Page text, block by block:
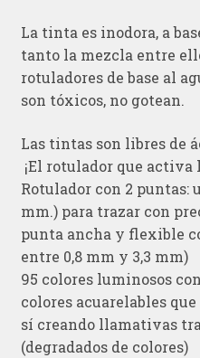
La tinta es inodora, a
tanto la mezcla entre
rotuladores de base al
son tóxicos, no gotean.
Las tintas son libres de
¡El rotulador que
Rotulador con 2 puntas:
mm.) para trazar con
punta ancha y flexible
entre 0,8 mm y 3,3 mm)
95 colores luminosos
colores acuarelables
sí creando llamativas
(degradados de colores)